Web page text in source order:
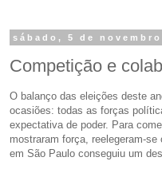
sábado, 5 de novembro
Competição e
O balanço das eleições deste
ocasiões: todas as forças
expectativa de poder. Para
mostraram força, reelegeram-
em São Paulo conseguiu um